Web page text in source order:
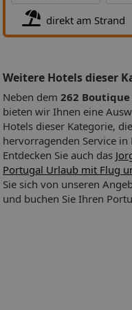
Bitte beachten Sie, dass
enthält.Gerne lassen wir
Informationen über eine
Bedürfnisse zukommen.
Hinweis
Bitte beachten Sie, dass in
City Tax anfällt oder
direkt am Strand
Weitere Hotels dieser
Neben dem 262
bieten wir Ihnen eine
Hotels dieser Kategorie,
hervorragenden Service
Entdecken Sie auch das
Portugal Urlaub mit Flug
Sie sich von unseren
und buchen Sie Ihren